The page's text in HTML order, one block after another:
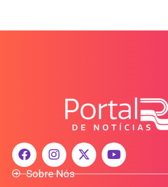
Sobre Nós